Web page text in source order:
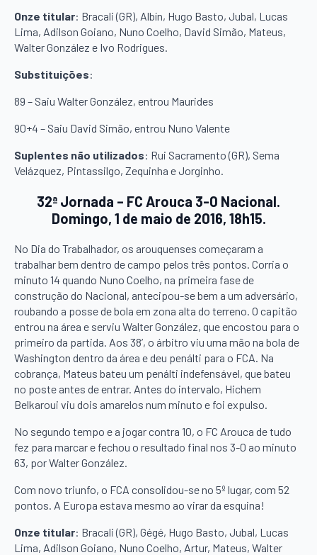
Onze titular: Bracali (GR), Albín, Hugo Basto, Jubal, Lucas
Lima, Adilson Goiano, Nuno Coelho, David Simão, Mateus,
Walter González e Ivo Rodrigues.
Substituições:
89 – Saiu Walter González, entrou Maurides
90+4 – Saiu David Simão, entrou Nuno Valente
Suplentes não utilizados: Rui Sacramento (GR), Sema
Velázquez, Pintassilgo, Zequinha e Jorginho.
32ª Jornada – FC Arouca 3-0 Nacional.
Domingo, 1 de maio de 2016, 18h15.
No Dia do Trabalhador, os arouquenses começaram a
trabalhar bem dentro de campo pelos três pontos. Corria o
minuto 14 quando Nuno Coelho, na primeira fase de
construção do Nacional, antecipou-se bem a um adversário,
roubando a posse de bola em zona alta do terreno. O capitão
entrou na área e serviu Walter González, que encostou para o
primeiro da partida. Aos 38’, o árbitro viu uma mão na bola de
Washington dentro da área e deu penálti para o FCA. Na
cobrança, Mateus bateu um penálti indefensável, que bateu
no poste antes de entrar. Antes do intervalo, Hichem
Belkaroui viu dois amarelos num minuto e foi expulso.
No segundo tempo e a jogar contra 10, o FC Arouca de tudo
fez para marcar e fechou o resultado final nos 3-0 ao minuto
63, por Walter González.
Com novo triunfo, o FCA consolidou-se no 5º lugar, com 52
pontos. A Europa estava mesmo ao virar da esquina!
Onze titular: Bracali (GR), Gégé, Hugo Basto, Jubal, Lucas
Lima, Adilson Goiano, Nuno Coelho, Artur, Mateus, Walter